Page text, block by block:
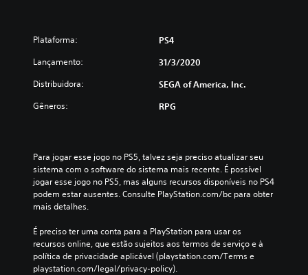
Plataforma: PS4
Lançamento: 31/3/2020
Distribuidora: SEGA of America, Inc.
Gêneros: RPG
Para jogar esse jogo no PS5, talvez seja preciso atualizar seu
sistema com o software do sistema mais recente. É possível
jogar esse jogo no PS5, mas alguns recursos disponíveis no PS4
podem estar ausentes. Consulte PlayStation.com/bc para obter
mais detalhes.
É preciso ter uma conta para a PlayStation para usar os
recursos online, que estão sujeitos aos termos de serviço e à
política de privacidade aplicável (playstation.com/Terms e
playstation.com/legal/privacy-policy).